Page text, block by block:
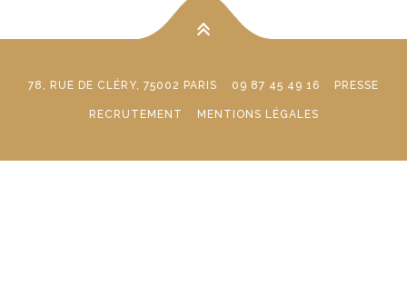
78, RUE DE CLÉRY, 75002 PARIS 09 87 45 49 16 PRESSE
RECRUTEMENT MENTIONS LÉGALES